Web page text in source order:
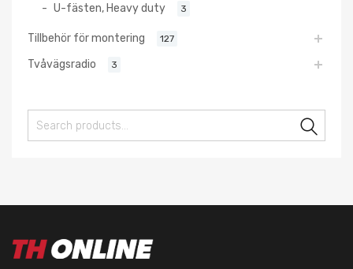
U-fästen, Heavy duty 3
Tillbehör för montering 127
Tvåvägsradio 3